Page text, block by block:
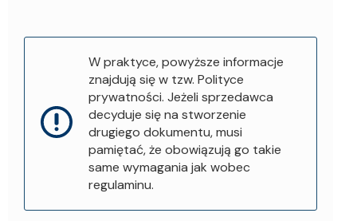
W praktyce, powyższe informacje
znajdują się w tzw. Polityce
prywatności. Jeżeli sprzedawca
decyduje się na stworzenie
drugiego dokumentu, musi
pamiętać, że obowiązują go takie
same wymagania jak wobec
regulaminu.